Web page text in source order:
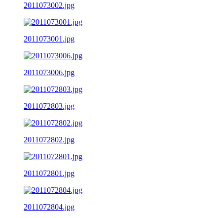
2011073002.jpg
2011073001.jpg
2011073006.jpg
2011072803.jpg
2011072802.jpg
2011072801.jpg
2011072804.jpg